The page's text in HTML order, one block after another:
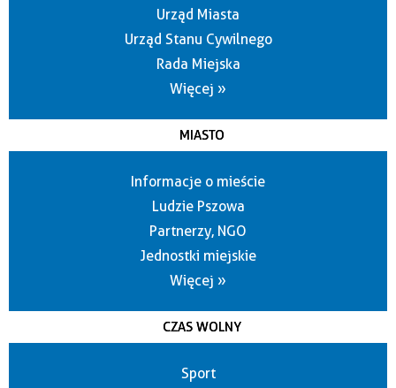
Urząd Miasta
Urząd Stanu Cywilnego
Rada Miejska
Więcej »
MIASTO
Informacje o mieście
Ludzie Pszowa
Partnerzy, NGO
Jednostki miejskie
Więcej »
CZAS WOLNY
Sport